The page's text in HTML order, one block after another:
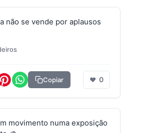
não se vende por aplausos
Copiar ❤ 0
movimento numa exposição